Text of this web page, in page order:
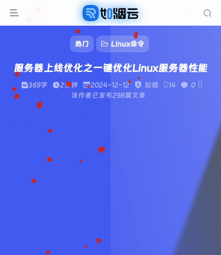
热门 Linux命令
服务器上线优化之一键优化Linux服务器性能
369字 2分钟 2024-12-12 如烟 14
0
该作者已发布298篇文章